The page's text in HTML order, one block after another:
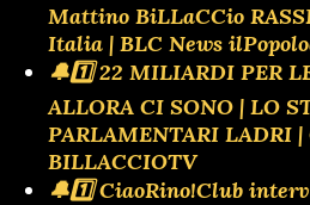
Mattino BiLLaCCio
Italia | BLC News
🔔1️⃣ 22 MILIARDI PER
ALLORA CI SONO | LO
PARLAMENTARI LADRI
BILLACCIOTV
🔔1️⃣ CiaoRino!Club